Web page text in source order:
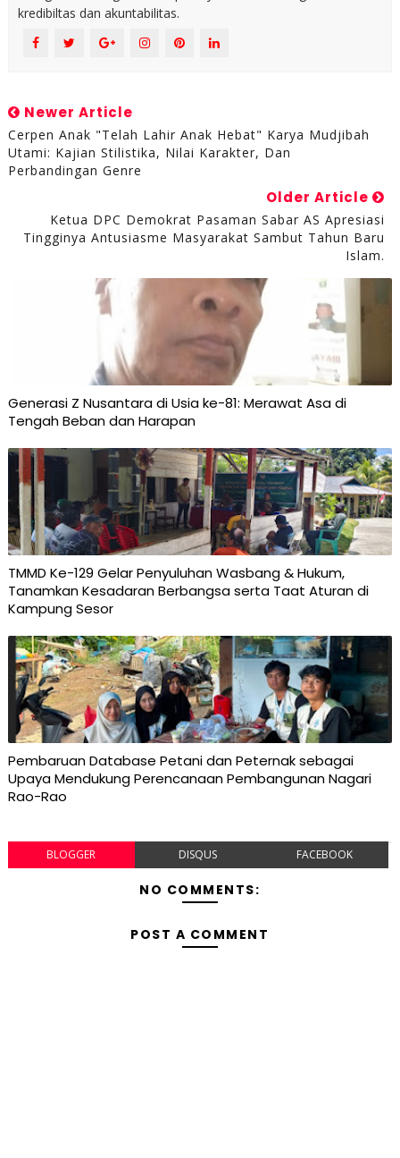
kredibiltas dan akuntabilitas.
Newer Article
Cerpen Anak "Telah Lahir Anak Hebat" Karya Mudjibah
Utami: Kajian Stilistika, Nilai Karakter, Dan
Perbandingan Genre
Older Article
Ketua DPC Demokrat Pasaman Sabar AS Apresiasi
Tingginya Antusiasme Masyarakat Sambut Tahun Baru
Islam.
Generasi Z Nusantara di Usia ke-81: Merawat Asa di
Tengah Beban dan Harapan
TMMD Ke-129 Gelar Penyuluhan Wasbang & Hukum,
Tanamkan Kesadaran Berbangsa serta Taat Aturan di
Kampung Sesor
Pembaruan Database Petani dan Peternak sebagai
Upaya Mendukung Perencanaan Pembangunan Nagari
Rao-Rao
BLOGGER DISQUS FACEBOOK
NO COMMENTS:
POST A COMMENT